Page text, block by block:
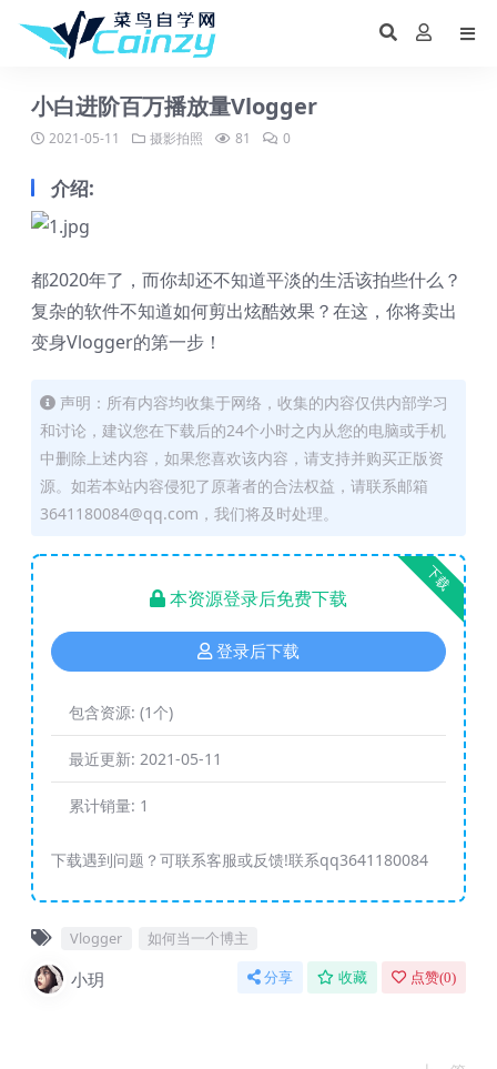
小白进阶百万播放量Vlogger
2021-05-11 摄影拍照 81 0
介绍:
都2020年了，而你却还不知道平淡的生活该拍些什么？
复杂的软件不知道如何剪出炫酷效果？在这，你将卖出
变身Vlogger的第一步！
声明：所有内容均收集于网络，收集的内容仅供内部学习
和讨论，建议您在下载后的24个小时之内从您的电脑或手机
中删除上述内容，如果您喜欢该内容，请支持并购买正版资
源。如若本站内容侵犯了原著者的合法权益，请联系邮箱
3641180084@qq.com，我们将及时处理。
下载
本资源登录后免费下载
登录后下载
包含资源: (1个)
最近更新: 2021-05-11
累计销量: 1
下载遇到问题？可联系客服或反馈!联系qq3641180084
Vlogger 如何当一个博主
小玥 分享 收藏 点赞(0)